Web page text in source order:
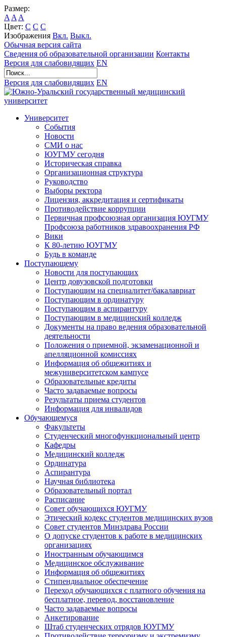
Размер:
A A A
Цвет: C C C
Изображения Вкл. Выкл.
Обычная версия сайта
Сведения об образовательной организации Контакты
Версия для слабовидящих EN
Версия для слабовидящих EN
Университет
События
Новости
СМИ о нас
ЮУГМУ сегодня
Историческая справка
Организационная структура
Руководство
Выборы ректора
Лицензия, аккредитация и сертификаты
Противодействие коррупции
Первичная профсоюзная организация ЮУГМУ
Профсоюза работников здравоохранения РФ
Вики
К 80-летию ЮУГМУ
Будь в команде
Поступающему
Новости для поступающих
Центр довузовской подготовки
Поступающим на специалитет/бакалавриат
Поступающим в ординатуру
Поступающим в аспирантуру
Поступающим в медицинский колледж
Документы на право ведения образовательной
деятельности
Положения о приемной, экзаменационной и
апелляционной комиссиях
Информация об общежитиях и
межуниверситетском кампусе
Образовательные кредиты
Часто задаваемые вопросы
Результаты приема студентов
Информация для инвалидов
Обучающемуся
Факультеты
Студенческий многофункциональный центр
Кафедры
Медицинский колледж
Ординатура
Аспирантура
Научная библиотека
Образовательный портал
Расписание
Совет обучающихся ЮУГМУ
Этический кодекс студентов медицинских вузов
Совет студентов Минздрава России
О допуске студентов к работе в медицинских
организациях
Иностранным обучающимся
Медицинское обслуживание
Информация об общежитиях
Стипендиальное обеспечение
Переход обучающихся с платного обучения на
бесплатное, перевод, восстановление
Часто задаваемые вопросы
Анкетирование
Штаб студенческих отрядов ЮУГМУ